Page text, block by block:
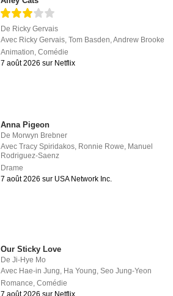
De Ricky Gervais
Avec Ricky Gervais ,Tom Basden ,Andrew Brooke
Animation ,Comédie
7 août 2026 sur Netflix
Anna Pigeon
De Morwyn Brebner
AvecTracy Spiridakos, Ronnie Rowe, Manuel
Rodriguez-Saenz
Drame
7 août 2026 sur USA Network Inc.
Our Sticky Love
DeJi-Hye Mo
Avec Hae-in Jung, Ha Young,Seo Jung-Yeon
Romance,Comédie